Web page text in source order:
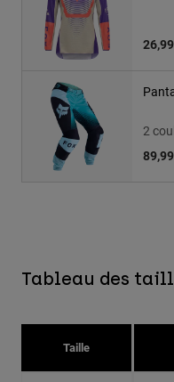
2
Tableau des
Taille